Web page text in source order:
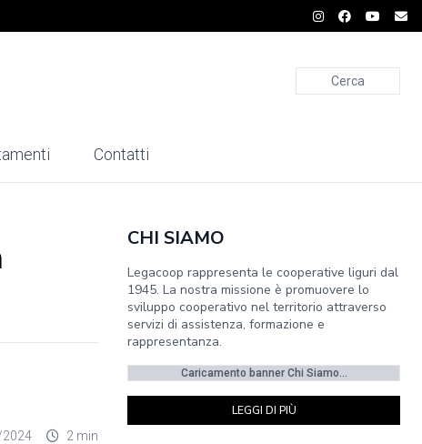
Cerca
Contatti
2 min
CHI SIAMO
Legacoop rappresenta le cooperative liguri dal
1945. La nostra missione è promuovere lo
sviluppo cooperativo nel territorio attraverso
servizi di assistenza, formazione e
rappresentanza.
Caricamento banner Chi Siamo...
LEGGI DI PIÙ